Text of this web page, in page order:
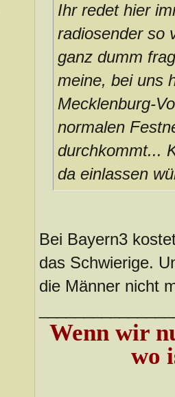
Ihr redet hier
radiosender so
ganz dumm
meine, bei uns
Mecklenburg-
normalen
durchkommt...
da einlassen
Bei Bayern3
das Schwierige.
die Männer nicht
Wenn wir
wo